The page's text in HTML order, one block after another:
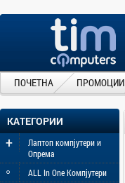
ПОЧЕТНА ПРОМОЦИИ
КАТЕГОРИИ
Лаптоп компјутери и
Опрема
+
ALL In One Компјутери
◦